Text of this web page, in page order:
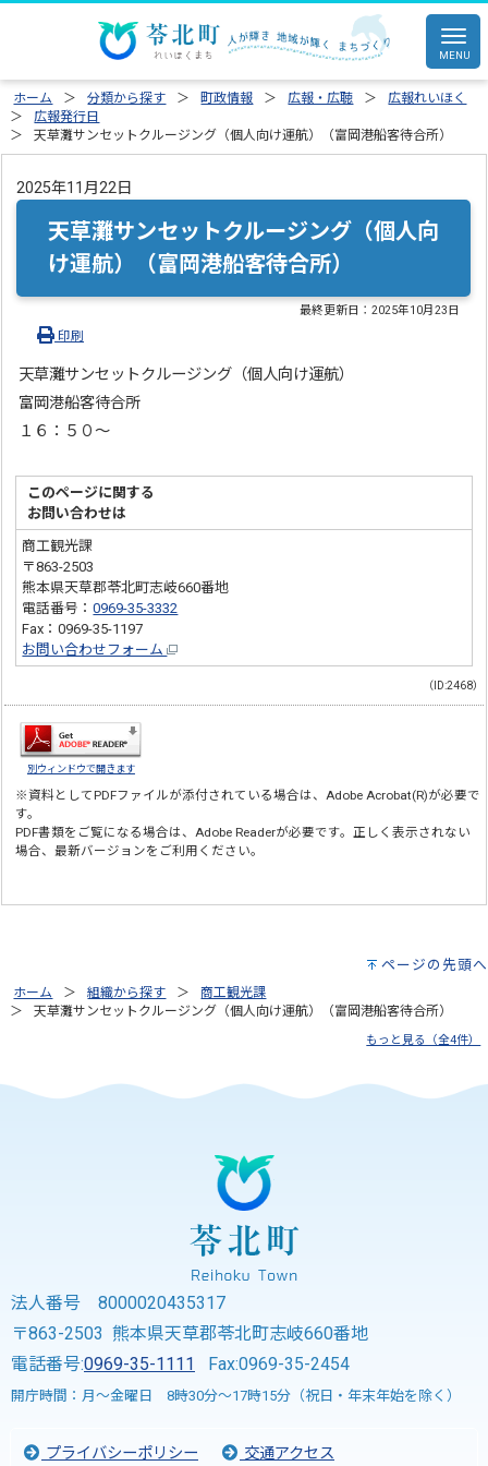
ホーム 分類から探す 町政情報 広報・広聴
広報れいほく
広報発行日
天草灘サンセットクルージング（個人向け運航）（富岡港船客待合所）
2025年11月22日
天草灘サンセットクルージング（個人向
け運航）（富岡港船客待合所）
最終更新日：2025年10月23日
印刷
天草灘サンセットクルージング（個人向け運航）
富岡港船客待合所
１６：５０～
このページに関する
お問い合わせは
商工観光課
〒863-2503
熊本県天草郡苓北町志岐660番地
電話番号：0969-35-3332
Fax：0969-35-1197
お問い合わせフォーム
（ID:2468）
別ウィンドウで開きます
※資料としてPDFファイルが添付されている場合は、Adobe Acrobat(R)が必要で
す。
PDF書類をご覧になる場合は、Adobe Readerが必要です。正しく表示されない
場合、最新バージョンをご利用ください。
ページの先頭へ
ホーム 組織から探す
商工観光課
天草灘サンセットクルージング（個人向け運航）（富岡港船客待合所）
もっと見る（全4件）
法人番号 8000020435317
〒863-2503 熊本県天草郡苓北町志岐660番地
電話番号:0969-35-1111 Fax:0969-35-2454
開庁時間：月～金曜日 8時30分～17時15分（祝日・年末年始を除く）
プライバシーポリシー 交通アクセス